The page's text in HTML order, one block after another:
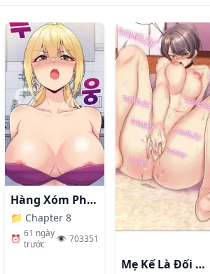
Hàng Xóm Phiền Phức
📁 Chapter 8
⏰ 61 ngày
trước
👁️ 703351
Mẹ Kế Là Đối Tượng Làm Tình Của Tôi